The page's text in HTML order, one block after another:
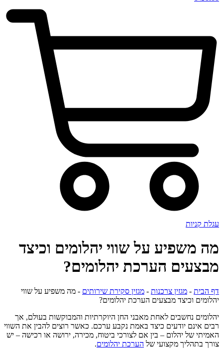
עגלת קניות
מה משפיע על שווי יהלומים וכיצד
מבצעים הערכת יהלומים?
דף הבית- מגזין צרכנות- מגזין סקירת שירותים- מה משפיע על שווי
יהלומים וכיצד מבצעים הערכת יהלומים?
יהלומים נחשבים לאחת מאבני החן היוקרתיות והמבוקשות בעולם, אך
רבים אינם יודעים כיצד באמת נקבע ערכם. כאשר רוצים להבין את השווי
האמיתי של יהלום – בין אם לצורכי ביטוח, מכירה, ירושה או רכישה – יש
צורך בתהליך מקצועי של הערכת יהלומים.